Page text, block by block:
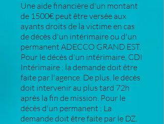
Une aide financière d'un montant
de 1500€ peut être versée aux
ayants droits de la victime en cas
de décès d'un intérimaire ou d'un
permanent ADECCO GRAND EST.
Pour le décès d'un intérimaire, CDI
Intérimaire : la demande doit être
faite par l'agence. De plus, le décès
doit intervenir au plus tard 72h
après la fin de mission. Pour le
décès d'un permanent : La
demande doit être faite par le DZ.